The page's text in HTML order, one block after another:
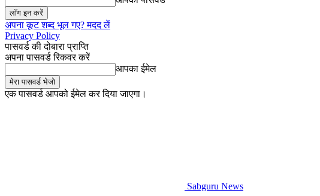
अपना कूट शब्द भूल गए? मदद लें
Privacy Policy
पासवर्ड की दोबारा प्राप्ति
अपना पासवर्ड रिकवर करें
आपका ईमेल
एक पासवर्ड आपको ईमेल कर दिया जाएगा।
Sabguru News